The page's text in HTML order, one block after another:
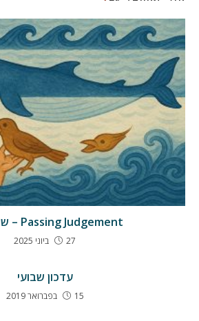
Passing Judgement – שיר חדש
27 ביוני 2025
עדכון שבועי
15 בפברואר 2019